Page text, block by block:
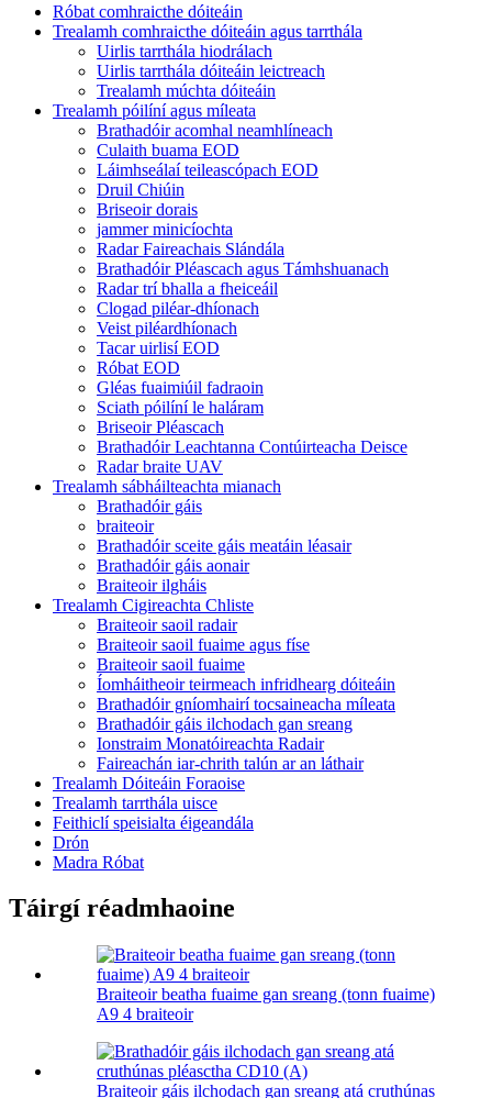
Róbat comhraicthe dóiteáin
Trealamh comhraicthe dóiteáin agus tarrthála
Uirlis tarrthála hiodrálach
Uirlis tarrthála dóiteáin leictreach
Trealamh múchta dóiteáin
Trealamh póilíní agus míleata
Brathadóir acomhal neamhlíneach
Culaith buama EOD
Láimhseálaí teileascópach EOD
Druil Chiúin
Briseoir dorais
jammer minicíochta
Radar Faireachais Slándála
Brathadóir Pléascach agus Támhshuanach
Radar trí bhalla a fheiceáil
Clogad piléar-dhíonach
Veist piléardhíonach
Tacar uirlisí EOD
Róbat EOD
Gléas fuaimiúil fadraoin
Sciath póilíní le haláram
Briseoir Pléascach
Brathadóir Leachtanna Contúirteacha Deisce
Radar braite UAV
Trealamh sábháilteachta mianach
Brathadóir gáis
braiteoir
Brathadóir sceite gáis meatáin léasair
Brathadóir gáis aonair
Braiteoir ilgháis
Trealamh Cigireachta Chliste
Braiteoir saoil radair
Braiteoir saoil fuaime agus físe
Braiteoir saoil fuaime
Íomháitheoir teirmeach infridhearg dóiteáin
Brathadóir gníomhairí tocsaineacha míleata
Brathadóir gáis ilchodach gan sreang
Ionstraim Monatóireachta Radair
Faireachán iar-chrith talún ar an láthair
Trealamh Dóiteáin Foraoise
Trealamh tarrthála uisce
Feithiclí speisialta éigeandála
Drón
Madra Róbat
Táirgí réadmhaoine
Braiteoir beatha fuaime gan sreang (tonn fuaime)
A9 4 braiteoir
Braiteoir gáis ilchodach gan sreang atá cruthúnas